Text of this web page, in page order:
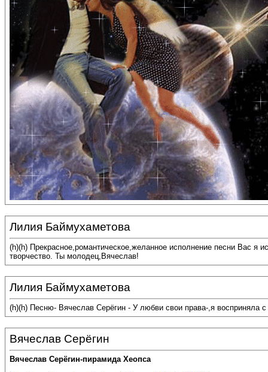
Лилия Баймухаметова
(h)(h) Прекрасное,романтическое,желанное исполнение песни Вас я
творчество. Ты молодец,Вячеслав!
Лилия Баймухаметова
(h)(h) Песню- Вячеслав Серёгин - У любви свои права-,я
Вячеслав Серёгин
Вячеслав Серёгин-пирамида Хеопса